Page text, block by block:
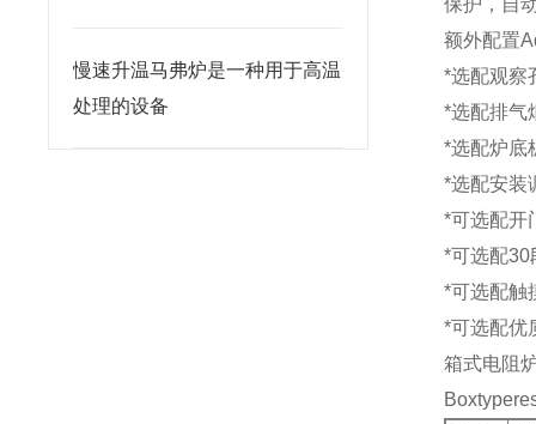
慢速升温马弗炉是一种用于高温
处理的设备
保护，自
额外配置
*选配观察
*选配排气
*选配炉底
*选配安装
*可选配开
*可选配30
*可选配触
*可选配优
箱式电阻